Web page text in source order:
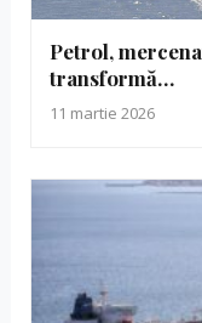
Petrol,
transformă…
11 martie 2026